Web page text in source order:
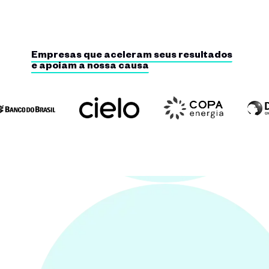
Empresas que aceleram seus resultados
e apoiam a nossa causa